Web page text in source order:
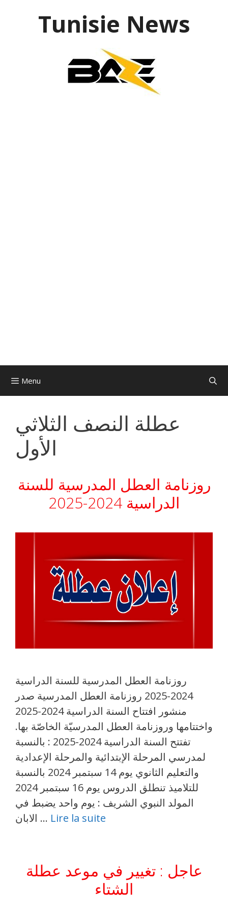
Tunisie News
Menu
عطلة النصف الثلاثي
الأول
روزنامة العطل المدرسية للسنة
الدراسية 2024-2025
روزنامة العطل المدرسية للسنة الدراسية
2024-2025 روزنامة العطل المدرسية صدر
منشور افتتاح السنة الدراسية 2024-2025
واختتامها وروزنامة العطل المدرسيّة الخاصّة بها.
تفتتح السنة الدراسية 2024-2025 : بالنسبة
لمدرسي المرحلة الإبتدائية والمرحلة الإعدادية
والتعليم الثانوي يوم 14 سبتمبر 2024 بالنسبة
للتلاميذ تنطلق الدروس يوم 16 سبتمبر 2024
المولد النبوي الشريف : يوم واحد يضبط في
الابان … Lire la suite
عاجل : تغيير في موعد عطلة
الشتاء